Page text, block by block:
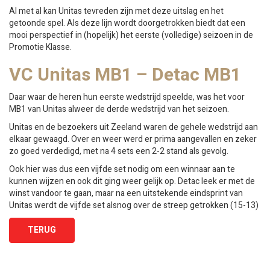
Al met al kan Unitas tevreden zijn met deze uitslag en het
getoonde spel. Als deze lijn wordt doorgetrokken biedt dat een
mooi perspectief in (hopelijk) het eerste (volledige) seizoen in de
Promotie Klasse.
VC Unitas MB1 – Detac MB1
Daar waar de heren hun eerste wedstrijd speelde, was het voor
MB1 van Unitas alweer de derde wedstrijd van het seizoen.
Unitas en de bezoekers uit Zeeland waren de gehele wedstrijd aan
elkaar gewaagd. Over en weer werd er prima aangevallen en zeker
zo goed verdedigd, met na 4 sets een 2-2 stand als gevolg.
Ook hier was dus een vijfde set nodig om een winnaar aan te
kunnen wijzen en ook dit ging weer gelijk op. Detac leek er met de
winst vandoor te gaan, maar na een uitstekende eindsprint van
Unitas werdt de vijfde set alsnog over de streep getrokken (15-13)
TERUG